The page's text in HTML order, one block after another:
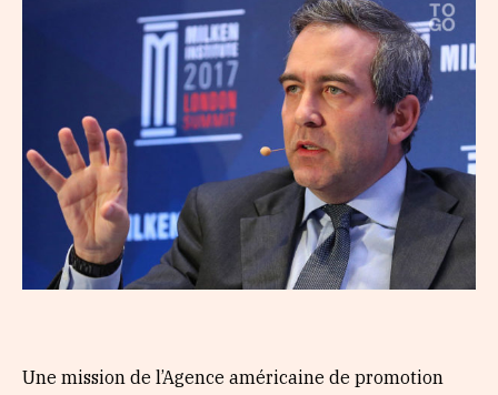
Une mission de l’Agence américaine de promotion